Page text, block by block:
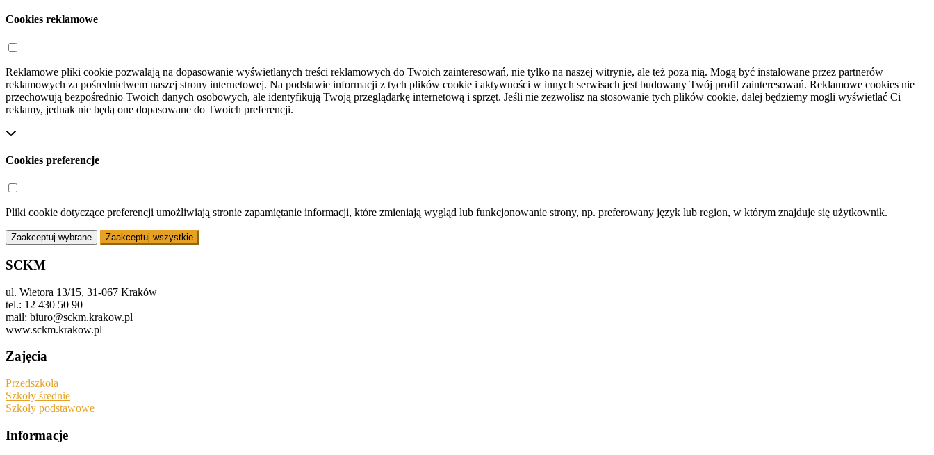
Cookies reklamowe
Reklamowe pliki cookie pozwalają na dopasowanie wyświetlanych treści reklamowych do Twoich zainteresowań, nie tylko na naszej witrynie, ale też poza nią. Mogą być instalowane przez partnerów
reklamowych za pośrednictwem naszej strony internetowej. Na podstawie informacji z tych plików cookie i aktywności w innych serwisach jest budowany Twój profil zainteresowań. Reklamowe cookies nie
przechowują bezpośrednio Twoich danych osobowych, ale identyfikują Twoją przeglądarkę internetową i sprzęt. Jeśli nie zezwolisz na stosowanie tych plików cookie, dalej będziemy mogli wyświetlać Ci
reklamy, jednak nie będą one dopasowane do Twoich preferencji.
Cookies preferencje
Pliki cookie dotyczące preferencji umożliwiają stronie zapamiętanie informacji, które zmieniają wygląd lub funkcjonowanie strony, np. preferowany język lub region, w którym znajduje się użytkownik.
Zaakceptuj wybrane Zaakceptuj wszystkie
SCKM
ul. Wietora 13/15, 31-067 Kraków
tel.: 12 430 50 90
mail: biuro@sckm.krakow.pl
www.sckm.krakow.pl
Zajęcia
Przedszkola
Szkoły średnie
Szkoły podstawowe
Informacje